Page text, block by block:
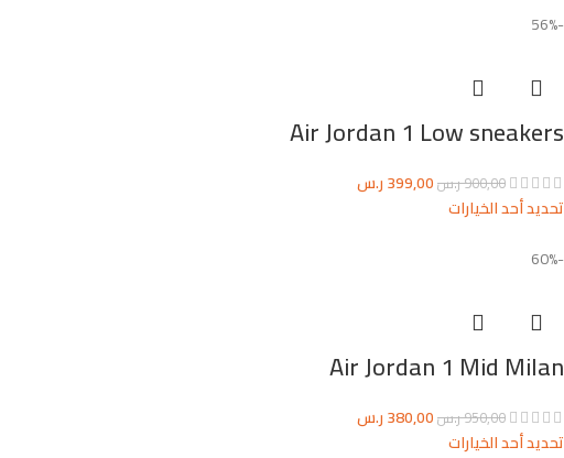
-56%
Air Jordan 1 Low sneakers
900,00ر.س399,00ر.س
تحديد أحد الخيارات
-60%
Air Jordan 1 Mid Milan
950,00ر.س380,00ر.س
تحديد أحد الخيارات